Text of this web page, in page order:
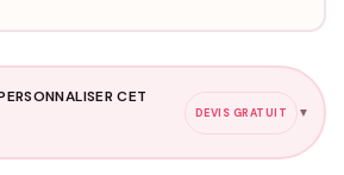
CET
DEVIS GRATUIT ▼